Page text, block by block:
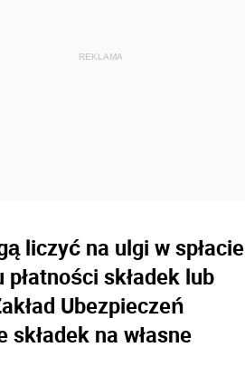
liczyć na ulgi w spłacie
składek lub
Ubezpieczeń
na własne